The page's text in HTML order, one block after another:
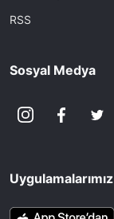
RSS
Sosyal Medya
Uygulamalarımız